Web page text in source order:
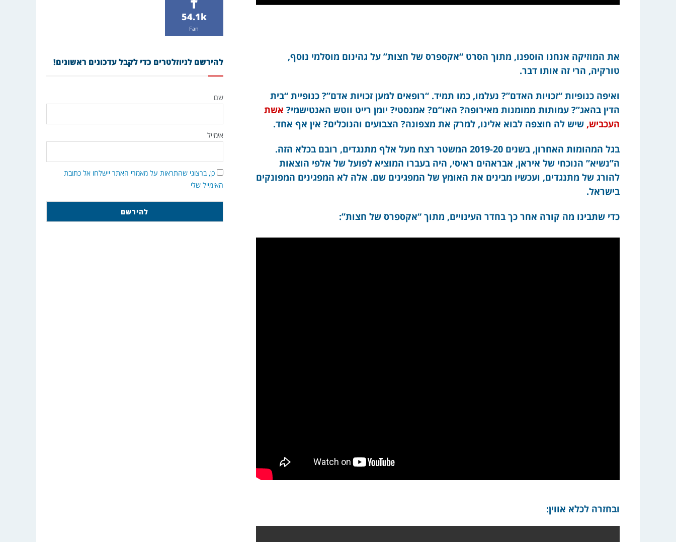
את המוזיקה אנחנו הוספנו, מתוך הסרט “אקספרס של חצות” על גהינום מוסלמי נוסף,
טורקיה, הרי זה אותו דבר.
ואיפה כנופיות “זכויות האדם”? נעלמו, כמו תמיד. “רופאים למען זכויות אדם”? כנופיית “בית
הדין בהאג”? עמותות ממומנות מאירופה? האו”ם? אמנסטי? יומן רייט ווטש האנטישמי? אשת
העכביש, שיש לה חוצפה לבוא אלינו, למרק את מצפונה? הצבועים והנוכלים? אין אף אחד.
בגל המהומות האחרון, בשנים 2019-20 המשטר רצח מעל אלף מתנגדים, רובם בכלא הזה.
ה”נשיא” הנוכחי של איראן, אבראהים ראיסי, היה בעברו המוציא לפועל של אלפי הוצאות
להורג של מתנגדים, ועכשיו מבינים את האומץ של המפגינים שם. אלה לא המפגינים המפונקים
בישראל.
כדי שתבינו מה קורה אחר כך בחדר העינויים, מתוך “אקספרס של חצות”:
ובחזרה לכלא אווין:
54.1k
Fan
להירשם לניוזלטרים כדי לקבל עדכונים ראשונים!
שם
אימייל
כן, ברצוני שהתראות על מאמרי האתר יישלחו אל כתובת
האימייל שלי